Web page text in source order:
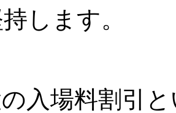
します。
入場料割引